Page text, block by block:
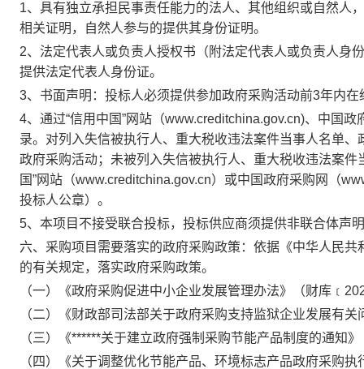
1、具有独立承担民事责任能力的法人、其他组织或自然人
相关证明，自然人参与的提供其身份证明。
2、法定代表人或负责人授权书（附法定代表人或负责人身
提供法定代表人身份证。
3、书面声明：投标人必须提供参加政府采购活动前3年内
4、通过“信用中国”网站（www.creditchina.gov.cn)、中国
录。对列入失信被执行人、重大税收违法案件当事人名单
政府采购活动；未被列入失信被执行人、重大税收违法案
国”网站（www.creditchina.gov.cn）或中国政府采购网（
投标人公章）。
5、本项目不接受联合投标，投标供应商须提供非联合体声
六、采购项目需要落实的政府采购政策：依据《中华人民
的有关规定，落实政府采购政策。
（一）《政府采购促进中小企业发展管理办法》（财库
（二）《财政部司法部关于政府采购支持监狱企业发展有
（三）《******关于建立政府强制采购节能产品制度的通知
（四）《关于调整优化节能产品、环境标志产品政府采购